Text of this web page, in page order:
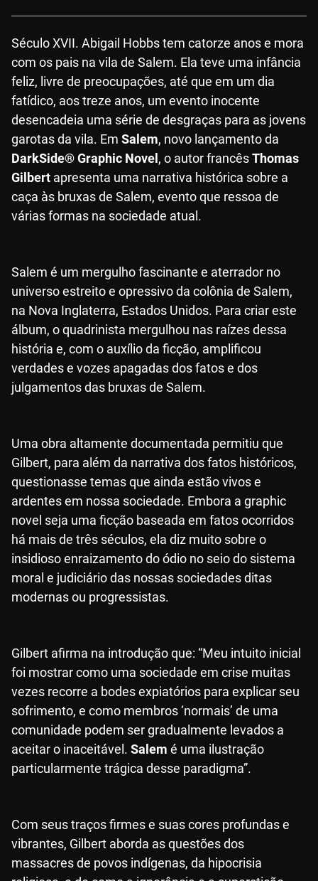
Século XVII. Abigail Hobbs tem catorze anos e mora
com os pais na vila de Salem. Ela teve uma infância
feliz, livre de preocupações, até que em um dia
fatídico, aos treze anos, um evento inocente
desencadeia uma série de desgraças para as jovens
garotas da vila. Em Salem, novo lançamento da
DarkSide® Graphic Novel , o autor francêsThomas
Gilbert apresenta uma narrativa histórica sobre a
caça às bruxas de Salem, evento que ressoa de
várias formas na sociedade atual.
Salem é um mergulho fascinante e aterrador no
universo estreito e opressivo da colônia de Salem,
na Nova Inglaterra, Estados Unidos. Para criar este
álbum, o quadrinista mergulhou nas raízes dessa
história e, com o auxílio da ficção, amplificou
verdades e vozes apagadas dos fatos e dos
julgamentos das bruxas de Salem.
Uma obra altamente documentada permitiu que
Gilbert, para além da narrativa dos fatos históricos,
questionasse temas que ainda estão vivos e
ardentes em nossa sociedade. Embora a graphic
novel seja uma ficção baseada em fatos ocorridos
há mais de três séculos, ela diz muito sobre o
insidioso enraizamento do ódio no seio do sistema
moral e judiciário das nossas sociedades ditas
modernas ou progressistas.
Gilbert afirma na introdução que: “Meu intuito inicial
foi mostrar como uma sociedade em crise muitas
vezes recorre a bodes expiatórios para explicar seu
sofrimento, e como membros ‘normais’ de uma
comunidade podem ser gradualmente levados a
aceitar o inaceitável. Salem é uma ilustração
particularmente trágica desse paradigma”.
Com seus traços firmes e suas cores profundas e
vibrantes, Gilbert aborda as questões dos
massacres de povos indígenas, da hipocrisia